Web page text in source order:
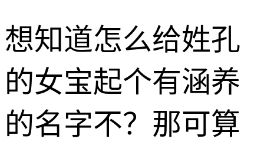
想知道怎么给姓孔
的女宝起个有涵养
的名字不？那可算